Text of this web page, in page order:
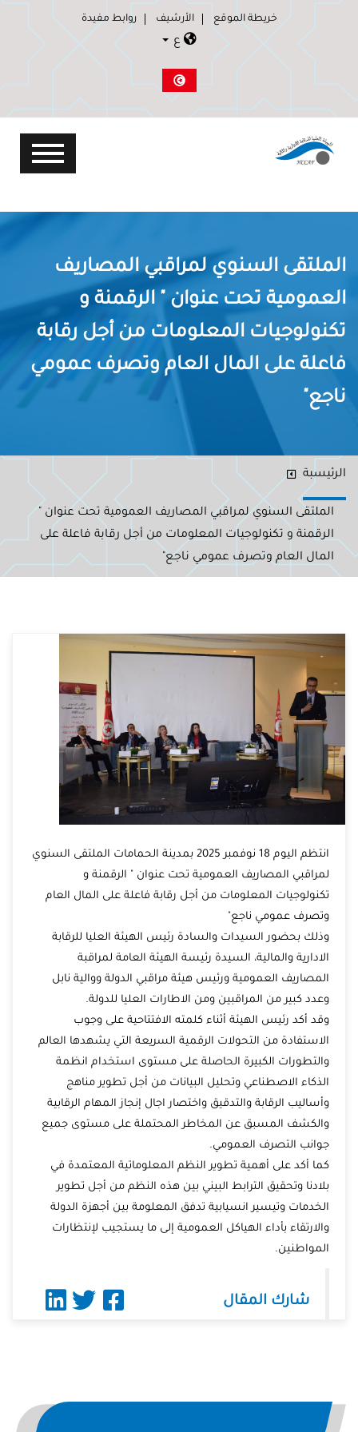
خريطة الموقع الأرشيف روابط مفيدة
ع
الملتقى السنوي لمراقبي المصاريف
العمومية تحت عنوان " الرقمنة و
تكنولوجيات المعلومات من أجل رقابة
فاعلة على المال العام وتصرف عمومي
ناجع"
الرئيسبة
الملتقى السنوي لمراقبي المصاريف العمومية تحت عنوان "
الرقمنة و تكنولوجيات المعلومات من أجل رقابة فاعلة على
المال العام وتصرف عمومي ناجع"
انتظم اليوم 18 نوفمبر 2025 بمدينة الحمامات الملتقى السنوي
لمراقبي المصاريف العمومية تحت عنوان " الرقمنة و
تكنولوجيات المعلومات من أجل رقابة فاعلة على المال العام
وتصرف عمومي ناجع"
وذلك بحضور السيدات والسادة رئيس الهيئة العليا للرقابة
الادارية والمالية، السيدة رئيسة الهيئة العامة لمراقبة
المصاريف العمومية ورئيس هيئة مراقبي الدولة ووالية نابل
وعدد كبير من المراقبين ومن الاطارات العليا للدولة.
وقد أكد رئيس الهيئة أثناء كلمته الافتتاحية على وجوب
الاستفادة من التحولات الرقمية السريعة التي يشهدها العالم
والتطورات الكبيرة الحاصلة على مستوى استخدام انظمة
الذكاء الاصطناعي وتحليل البيانات من أجل تطوير مناهج
وأساليب الرقابة والتدقيق واختصار اجال إنجاز المهام الرقابية
والكشف المسبق عن المخاطر المحتملة على مستوى جميع
جوانب التصرف العمومي.
كما أكد على أهمية تطوير النظم المعلوماتية المعتمدة في
بلادنا وتحقيق الترابط البيني بين هذه النظم من أجل تطوير
الخدمات وتيسير انسيابية تدفق المعلومة بين أجهزة الدولة
والارتقاء بأداء الهياكل العمومية إلى ما يستجيب لإنتظارات
المواطنين.
شارك المقال